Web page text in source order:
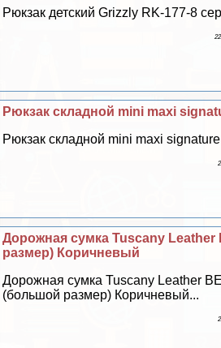
Рюкзак детский Grizzly RK-177-8
Рюкзак складной mini maxi
Рюкзак складной mini maxi
Дорожная сумка Tuscany Leather
размер) Коричневый
Дорожная сумка Tuscany Leather
(большой размер) Коричневый...